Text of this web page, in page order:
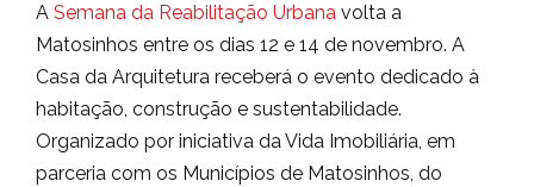
A Semana da Reabilitação Urbana volta a
Matosinhos entre os dias 12 e 14 de novembro. A
Casa da Arquitetura receberá o evento dedicado à
habitação, construção e sustentabilidade.
Organizado por iniciativa da Vida Imobiliária, em
parceria com os Municípios de Matosinhos, do